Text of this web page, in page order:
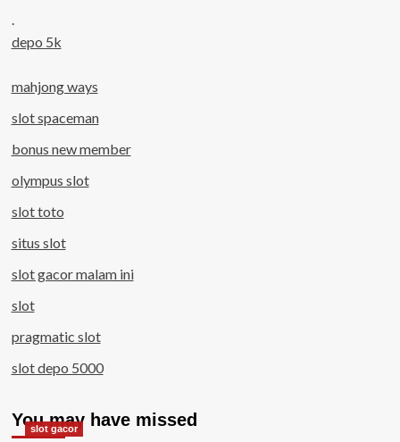
depo 5k
mahjong ways
slot spaceman
bonus new member
olympus slot
slot toto
situs slot
slot gacor malam ini
slot
pragmatic slot
slot depo 5000
You may have missed
slot gacor